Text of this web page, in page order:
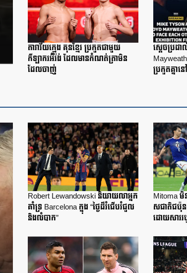
តារាវ័យក្មេង គុនខ្មែរ ប្រកួតជាមួយ
កីឡាករអ៊ីរ៉ង់ ដែលមានកំណត់ត្រាមិន
ដែលចាញ់
ស្តេចប្រដ
ប្រកួតគ្នា
Robert Lewandowski និយាយលាអ្នក
គាំទ្រ Barcelona ក្នុង “ថ្ងៃដ៏រំជើបរំជួល
និងលំបាក”
Mitoma មិ
សជាតិជប៉ុន
ដោយសារ